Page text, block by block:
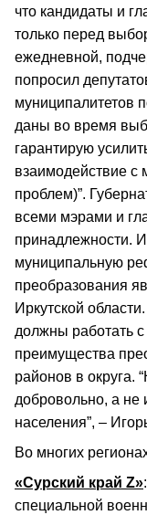
что кандидаты и
только перед
ежедневной,
попросил
муниципалитетов
даны во время
гарантирую
взаимодействие
проблем)”.
всеми мэрами и
принадлежности.
муниципальную
преобразования
Иркутской
должны работать
преимущества
районов в округа.
добровольно, а не
населения”, –
Во многих
«Сурский край Z»
специальной